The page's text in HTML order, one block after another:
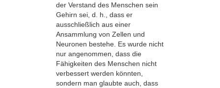
der Verstand des Menschen sein
Gehirn sei, d. h., dass er
ausschließlich aus einer
Ansammlung von Zellen und
Neuronen bestehe. Es wurde nicht
nur angenommen, dass die
Fähigkeiten des Menschen nicht
verbessert werden könnten,
sondern man glaubte auch, dass